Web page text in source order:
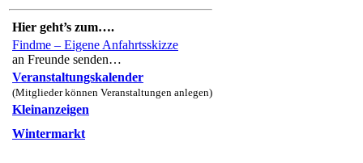
Hier geht’s zum….
Findme – Eigene Anfahrtsskizze
an Freunde senden…
Veranstaltungskalender
(Mitglieder können Veranstaltungen anlegen)
Kleinanzeigen
Wintermarkt